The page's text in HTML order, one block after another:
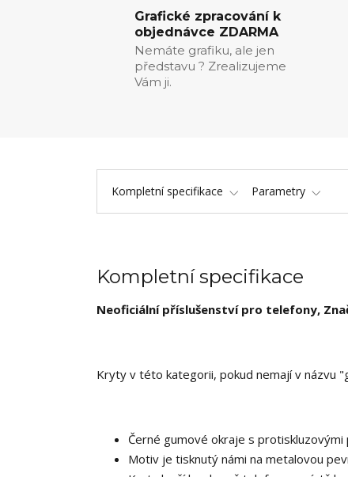
Grafické zpracování k
objednávce ZDARMA
Nemáte grafiku, ale jen
představu ? Zrealizujeme
Vám ji.
Kompletní specifikace Parametry
Kompletní specifikace
Neoficiální příslušenství pro telefony,
Kryty v této kategorii, pokud nemají v názvu
Černé gumové okraje s protiskluzovými
Motiv je tisknutý námi na metalovou